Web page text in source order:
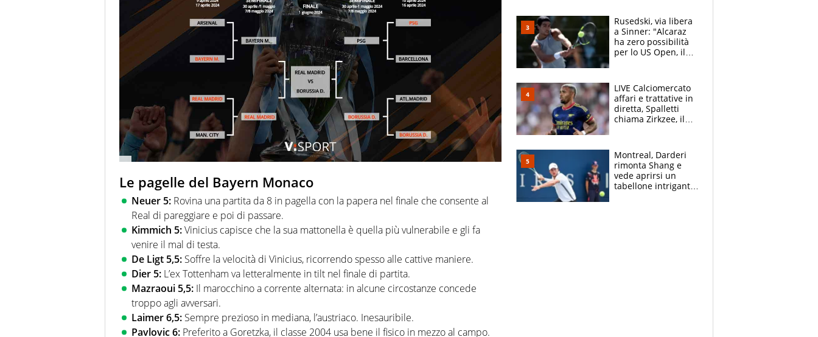
Le pagelle del Bayern Monaco
Neuer 5: Rovina una partita da 8 in pagella con la papera nel finale che consente al
Real di pareggiare e poi di passare.
Kimmich 5:Vinicius capisce che la sua mattonella è quella più vulnerabile e gli fa
venire il mal di testa.
De Ligt 5,5: Soffre la velocità di Vinicius, ricorrendo spesso alle cattive maniere.
Dier 5: L’ex Tottenham va letteralmente in tilt nel finale di partita.
Mazraoui 5,5: Il marocchino a corrente alternata: in alcune circostanze concede
troppo agli avversari.
Laimer 6,5: Sempre prezioso in mediana, l’austriaco. Inesauribile.
Pavlovic 6: Preferito a Goretzka, il classe 2004 usa bene il fisico in mezzo al campo.
Rusedski, via libera
a Sinner: "Alcaraz
ha zero possibilità
per lo US Open, il
LIVE Calciomercato
affari e trattative in
diretta, Spalletti
chiama Zirkzee, il
Diaz
Montreal, Darderi
rimonta Shang e
vede aprirsi un
tabellone intrigante: